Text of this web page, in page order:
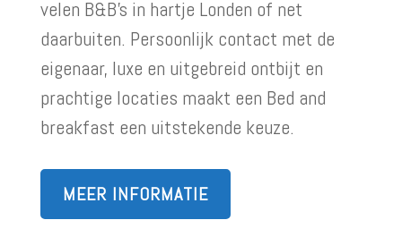
velen B&B’s in hartje Londen of net
daarbuiten. Persoonlijk contact met de
eigenaar, luxe en uitgebreid ontbijt en
prachtige locaties maakt een Bed and
breakfast een uitstekende keuze.
MEER INFORMATIE